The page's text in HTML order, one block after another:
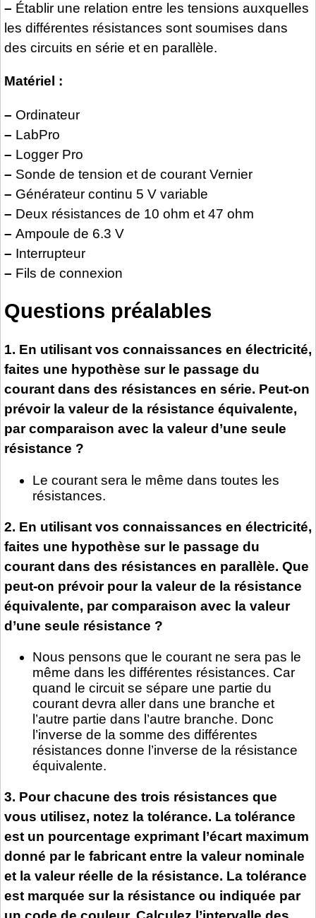
– Établir une relation entre les tensions auxquelles
les différentes résistances sont soumises dans
des circuits en série et en parallèle.
Matériel :
– Ordinateur
– LabPro
– Logger Pro
– Sonde de tension et de courant Vernier
– Générateur continu 5 V variable
– Deux résistances de 10 ohm et 47 ohm
– Ampoule de 6.3 V
– Interrupteur
– Fils de connexion
Questions préalables
1. En utilisant vos connaissances en électricité,
faites une hypothèse sur le passage du
courant dans des résistances en série. Peut-on
prévoir la valeur de la résistance équivalente,
par comparaison avec la valeur d’une seule
résistance ?
Le courant sera le même dans toutes les
résistances.
2. En utilisant vos connaissances en électricité,
faites une hypothèse sur le passage du
courant dans des résistances en parallèle. Que
peut-on prévoir pour la valeur de la résistance
équivalente, par comparaison avec la valeur
d’une seule résistance ?
Nous pensons que le courant ne sera pas le
même dans les différentes résistances. Car
quand le circuit se sépare une partie du
courant devra aller dans une branche et
l’autre partie dans l’autre branche. Donc
l’inverse de la somme des différentes
résistances donne l’inverse de la résistance
équivalente.
3. Pour chacune des trois résistances que
vous utilisez, notez la tolérance. La tolérance
est un pourcentage exprimant l’écart maximum
donné par le fabricant entre la valeur nominale
et la valeur réelle de la résistance. La tolérance
est marquée sur la résistance ou indiquée par